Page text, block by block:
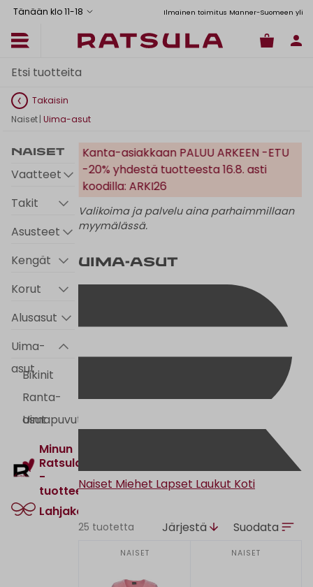
Tänään klo 11-18
Toimituskulut alk. 6,90€Ilmainen toimitus Manner-Suomeen yli 120
Takaisin
Naiset| Uima-asut
Naiset
Vaatteet
Takit
Asusteet
Kengät
Korut
Alusasut
Uima-
asutBikinit
Ranta-
asut
Uimapuvut
Minun
Ratsula
-
tuotteet
Lahjakortti
Kanta-asiakkaan PALUU ARKEEN -ETU
-20% yhdestä tuotteesta 16.8. asti
koodilla: ARKI26
Valikoima ja palvelu aina parhaimmillaan
myymälässä.
Uima-asut
Naiset Miehet Lapset Laukut Koti
25 tuotetta Järjestä Suodata
NAISET NAISET